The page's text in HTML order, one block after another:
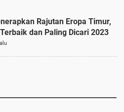
Rajutan Eropa Timur,
dan Paling Dicari 2023